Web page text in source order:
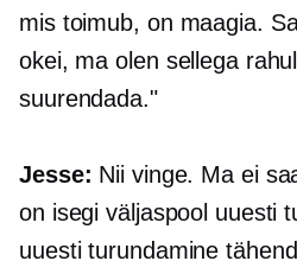
mis toimub, on maagia.
okei, ma olen sellega
suurendada."
Jesse: Nii vinge. Ma ei
on isegi väljaspool uuesti
uuesti turundamine